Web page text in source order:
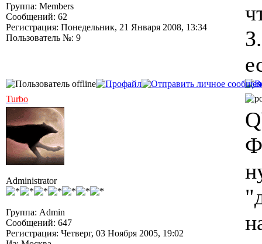
Группа: Members
Сообщений: 62
Регистрация: Понедельник, 21 Января 2008, 13:34
Пользователь №: 9
Turbo
Administrator
Группа: Admin
Сообщений: 647
Регистрация: Четверг, 03 Ноября 2005, 19:02